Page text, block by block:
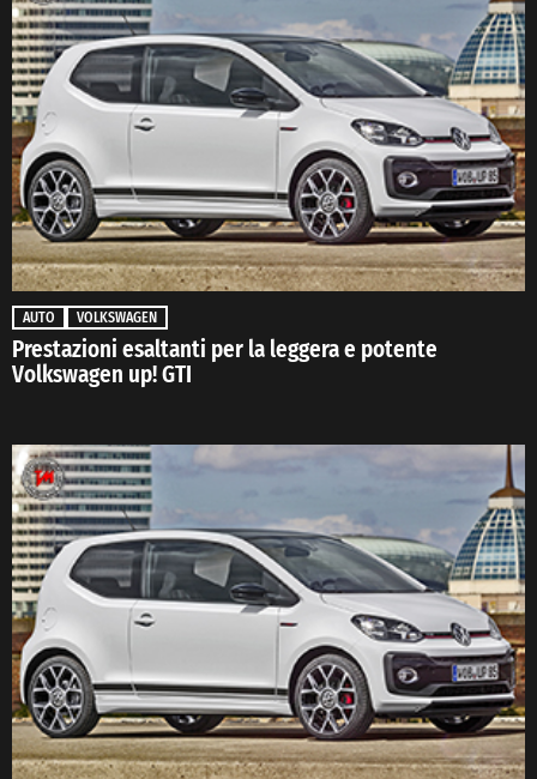
AUTO VOLKSWAGEN
Prestazioni esaltanti per la leggera e potente
Volkswagen up! GTI